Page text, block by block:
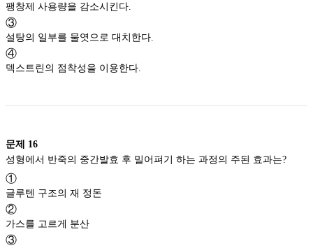
팽창제 사용량을 감소시킨다.
③
설탕의 일부를 물엿으로 대치한다.
④
덱스트린의 점착성을 이용한다.
문제 16
성형에서 반죽의 중간발효 후 밀어펴기 하는 과정의 주된 효과는?
①
글루텐 구조의 재 정돈
②
가스를 고르게 분산
③